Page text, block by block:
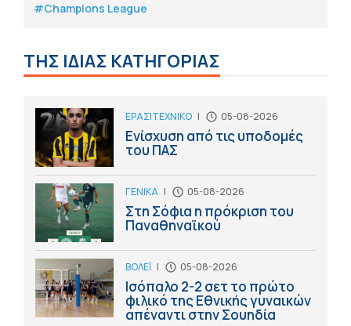
#Champions League
ΤΗΣ ΙΔΙΑΣ ΚΑΤΗΓΟΡΙΑΣ
ΕΡΑΣΙΤΕΧΝΙΚΟ | 05-08-2026
Ενίσχυση από τις υποδομές
του ΠΑΣ
ΓΕΝΙΚΑ | 05-08-2026
Στη Σόφια η πρόκριση του
Παναθηναϊκού
ΒΟΛΕΪ | 05-08-2026
Ισόπαλο 2-2 σετ το πρώτο
φιλικό της Εθνικής γυναικών
απέναντι στην Σουηδία